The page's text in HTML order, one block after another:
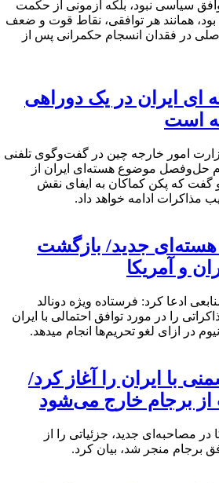
سیاسی نبود، بلکه آزمونی از حکمت
همانند هر توافقی، نقاط قوت و ضعف
در فقدان انسجام حکمرانی پس از
ایران در یک دوراهی
است
امور خارجه چین در گفت‌وگوی تلفنی
حل‌وفصل موضوع هسته‌ای ایران از
و گفت که پکن کماکان به ایفای نقش
مذاکرات ادامه خواهد داد.
هسته‌ای جدید/ بازگشت
و آمریکا
ادعا کرد: فرستاده ویژه دونالد
را در مورد توافق احتمالی با ایران
در ازای لغو تحریم‌ها انجام میدهد.
با ایران را آغاز کرد/
برجام خارج می‌شود
در مصاحبه‌ای جدید، جزئیاتی را از
برجام منجر شد، بیان کرد.